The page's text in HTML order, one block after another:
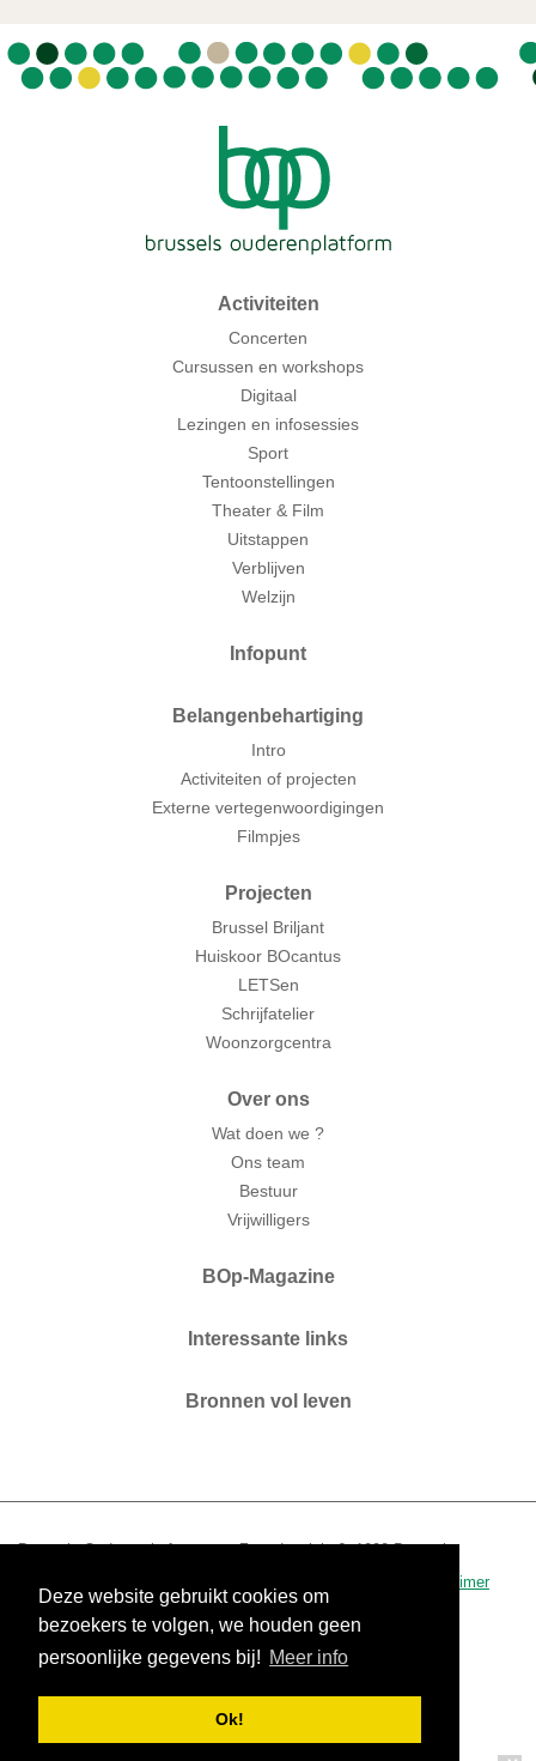
Deze website gebruikt cookies om
bezoekers te volgen, we houden geen
persoonlijke gegevens bij! Meer info
Ok!
Activiteiten
Concerten
Cursussen en workshops
Digitaal
Lezingen en infosessies
Sport
Tentoonstellingen
Theater & Film
Uitstappen
Verblijven
Welzijn
Infopunt
Belangenbehartiging
Intro
Activiteiten of projecten
Externe vertegenwoordigingen
Filmpjes
Projecten
Brussel Briljant
Huiskoor BOcantus
LETSen
Schrijfatelier
Woonzorgcentra
Over ons
Wat doen we ?
Ons team
Bestuur
Vrijwilligers
BOp-Magazine
Interessante links
Bronnen vol leven
Brussels Ouderenplatform vzw. Zaterdagplein 6. 1000 Brussel.
disclaimer
0434.390.942 - RPR Brussel